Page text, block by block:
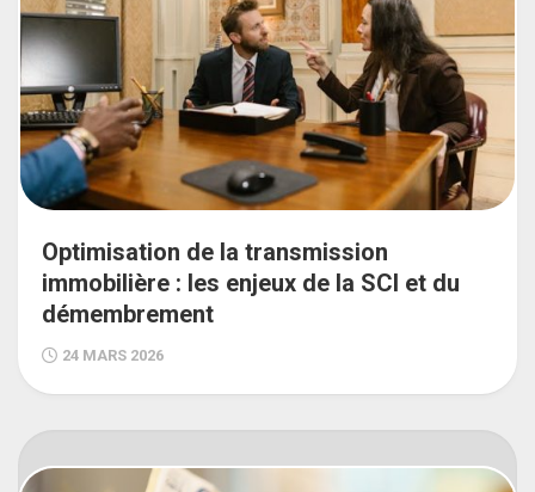
Optimisation de la transmission
immobilière : les enjeux de la SCI et du
démembrement
24 MARS 2026